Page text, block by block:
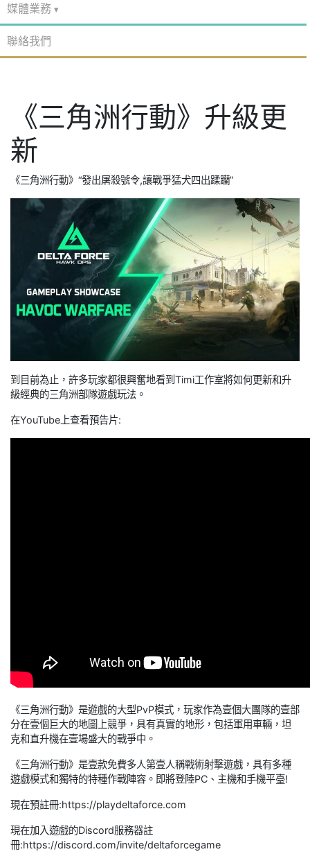
媒體業務
聯絡我們
《三角洲行動》升級更
新
《三角洲行動》“發出屠殺號令,讓戰爭猛犬四出蹂躪”
到目前為止，許多玩家都很興奮地看到Timi工作室將如何更新和升
級經典的三角洲部隊遊戲玩法。
在YouTube上查看預告片:
《三角洲行動》是遊戲的大型PvP模式，玩家作為壹個大團隊的壹部
分在壹個巨大的地圖上競爭，具有真實的地形，包括軍用車輛，坦
克和直升機在壹場盛大的戰爭中。
《三角洲行動》是壹款免費多人第壹人稱戰術射擊遊戲，具有多種
遊戲模式和獨特的特種作戰陣容。即將登陸PC、主機和手機平臺!
現在預註冊:https://playdeltaforce.com
現在加入遊戲的Discord服務器註
冊:https://discord.com/invite/deltaforcegame